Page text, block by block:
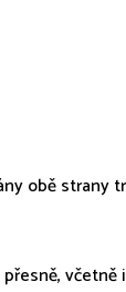
obě strany